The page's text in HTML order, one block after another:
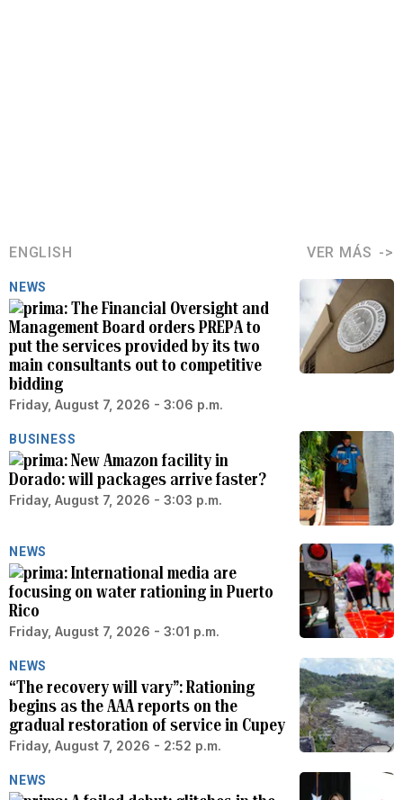
ENGLISH VER MÁS
NEWS
The Financial Oversight and
Management Board orders PREPA to
put the services provided by its two
main consultants out to competitive
bidding
Friday, August 7, 2026 - 3:06 p.m.
BUSINESS
New Amazon facility in
Dorado: will packages arrive faster?
Friday, August 7, 2026 - 3:03 p.m.
NEWS
International media are
focusing on water rationing in Puerto
Rico
Friday, August 7, 2026 - 3:01 p.m.
NEWS
“The recovery will vary”: Rationing
begins as the AAA reports on the
gradual restoration of service in Cupey
Friday, August 7, 2026 - 2:52 p.m.
NEWS